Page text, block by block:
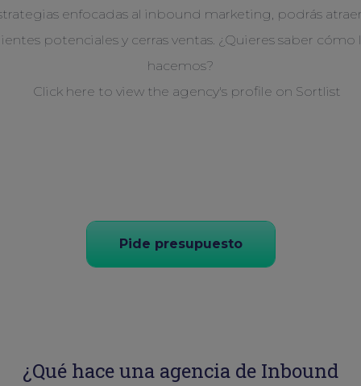
enfocadas al inbound marketing, podrás
potenciales y cerras ventas. ¿Quieres saber cómo
hacemos?
Pide presupuesto
¿Qué hace una agencia de Inbound